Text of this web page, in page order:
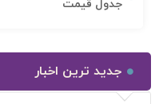
جدول قیمت
جدید ترین اخبار